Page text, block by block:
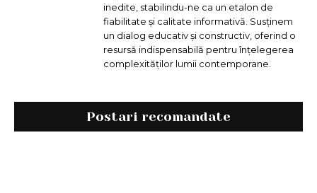
inedite, stabilindu-ne ca un etalon de
fiabilitate și calitate informativă. Susținem
un dialog educativ și constructiv, oferind o
resursă indispensabilă pentru înțelegerea
complexităților lumii contemporane.
Postari recomandate